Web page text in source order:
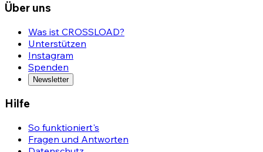
Über uns
Was ist CROSSLOAD?
Unterstützen
Instagram
Spenden
Newsletter
Hilfe
So funktioniert's
Fragen und Antworten